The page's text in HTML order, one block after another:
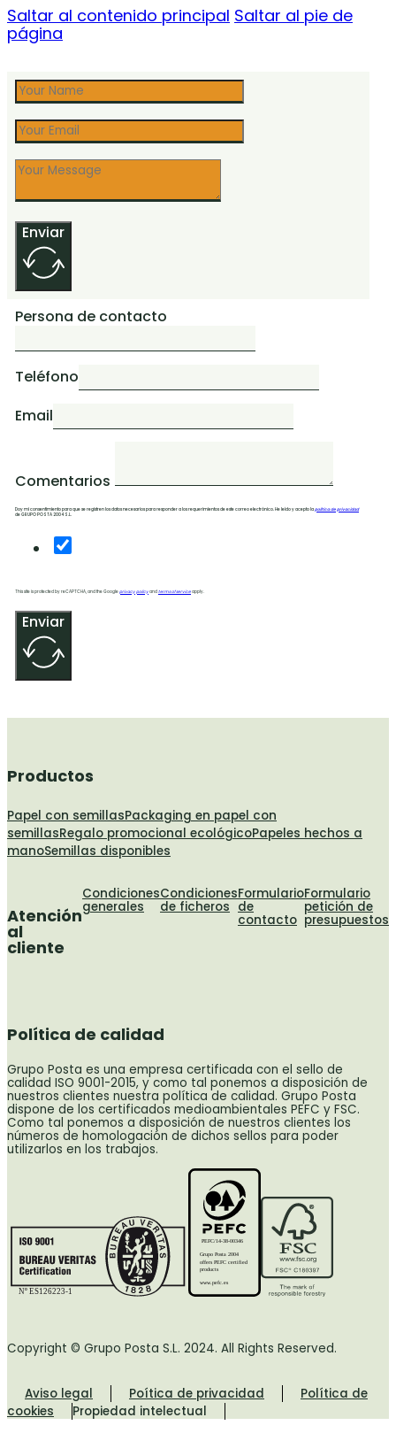
Saltar al contenido principal Saltar al pie de
página
Enviar
Persona de contacto
Teléfono
Email
Comentarios
Doy mi consentimiento para que se registren los datos necesarios para responder a los requerimientos de este correo electrónico. He leído y acepto lapolítica de privacidad
de GRUPO POSTA 2004 S.L.
This site is protected by reCAPTCHA, and the Googleprivacy policyandterms of serviceapply.
Enviar
Productos
Papel con semillasPackaging en papel con
semillasRegalo promocional ecológicoPapeles hechos a
manoSemillas disponibles
Atención
al
cliente
Condiciones
generales
Condiciones
de ficheros
Formulario
de
contacto
Formulario
petición de
presupuestos
Política de calidad
Grupo Posta es una empresa certificada con el sello de
calidad ISO 9001-2015, y como tal ponemos a disposición de
nuestros clientes nuestra política de calidad. Grupo Posta
dispone de los certificados medioambientales PEFC y FSC.
Como tal ponemos a disposición de nuestros clientes los
números de homologación de dichos sellos para poder
utilizarlos en los trabajos.
Nº ES126223-1
PEFC/14-38-00346
Grupo Posta 2004
offers PEFC certified
products
www.pefc.es
Copyright © Grupo Posta S.L. 2024. All Rights Reserved.
Aviso legal Poítica de privacidad
Política de
cookies
Propiedad intelectual